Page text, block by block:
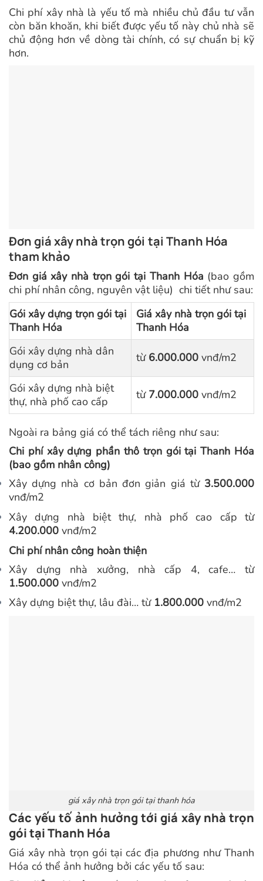
Chi phí xây nhà là yếu tố mà nhiều chủ đầu tư vẫn
còn băn khoăn, khi biết được yếu tố này chủ nhà sẽ
chủ động hơn về dòng tài chính, có sự chuẩn bị kỹ
hơn.
Đơn giá xây nhà trọn gói tại Thanh Hóa
tham khảo
Đơn giá xây nhà trọn gói tại Thanh Hóa (bao gồm
chi phí nhân công, nguyên vật liệu) chi tiết như sau:
Gói xây dựng trọn gói tại
Thanh Hóa
Giá xây nhà trọn gói tại
Thanh Hóa
Gói xây dựng nhà dân
dụng cơ bản
từ 6.000.000 vnđ/m2
Gói xây dựng nhà biệt
thự, nhà phố cao cấp
từ 7.000.000 vnđ/m2
Ngoài ra bảng giá có thể tách riêng như sau:
Chi phí xây dựng phần thô trọn gói tại Thanh Hóa
(bao gồm nhân công)
Xây dựng nhà cơ bản đơn giản giá từ 3.500.000
vnđ/m2
Xây dựng nhà biệt thự, nhà phố cao cấp từ
4.200.000 vnđ/m2
Chi phí nhân công hoàn thiện
Xây dựng nhà xưởng, nhà cấp 4, cafe… từ
1.500.000 vnđ/m2
Xây dựng biệt thự, lâu đài… từ 1.800.000 vnđ/m2
giá xây nhà trọn gói tại thanh hóa
Các yếu tố ảnh hưởng tới giá xây nhà trọn
gói tại Thanh Hóa
Giá xây nhà trọn gói tại các địa phương như Thanh
Hóa có thể ảnh hưởng bởi các yếu tố sau: